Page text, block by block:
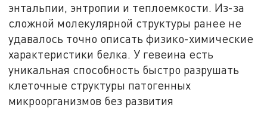
энтальпии, энтропии и теплоемкости. Из-за
сложной молекулярной структуры ранее не
удавалось точно описать физико-химические
характеристики белка. У гевеина есть
уникальная способность быстро разрушать
клеточные структуры патогенных
микроорганизмов без развития